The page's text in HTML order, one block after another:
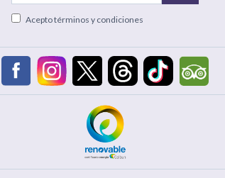
Aceptotérminos y condiciones